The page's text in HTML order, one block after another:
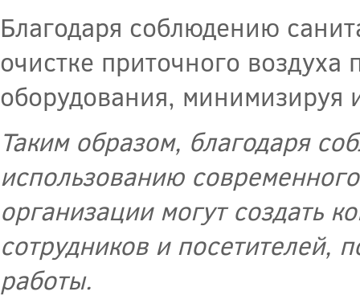
Благодаря соблюдению
очистке приточного
оборудования, минимизируя
Таким образом, благодаря
использованию
организации могут создать
сотрудников и посетителей,
работы.